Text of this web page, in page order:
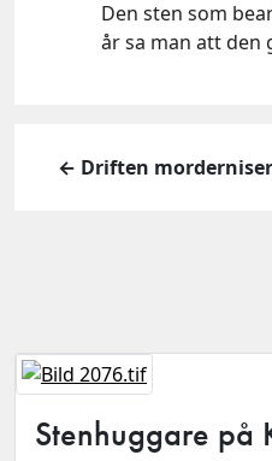
Den sten som
år sa man att den
← Driften
Stenhuggare på